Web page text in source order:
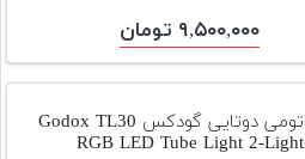
۹,۵۰۰,۰۰۰ تومان
نور باتومی دوتایی گودکس Godox TL30
RGB LED Tube Light 2-Light